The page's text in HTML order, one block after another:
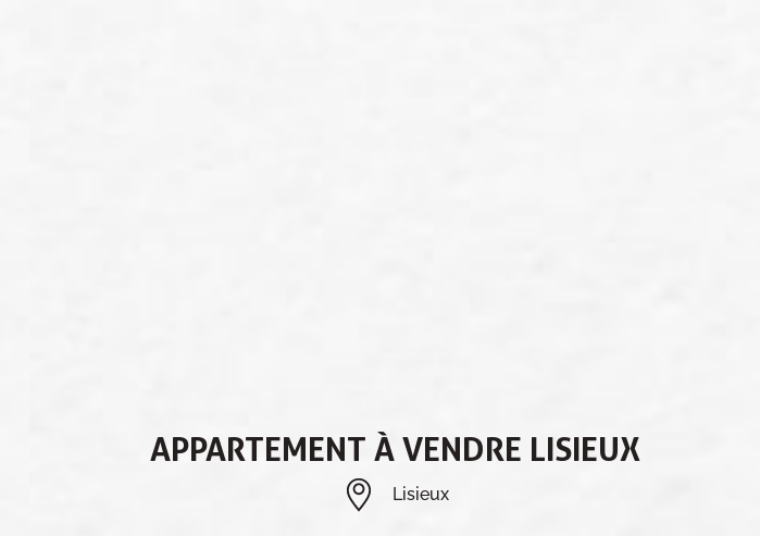
APPARTEMENT À VENDRE LISIEUX
Lisieux